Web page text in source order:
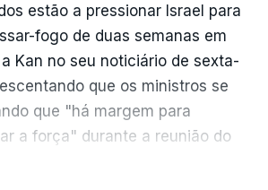
estão a pressionar Israel para
fogo de duas semanas em
Kan no seu noticiário de sexta-
que os ministros se
que "há margem para
a força" durante a reunião do